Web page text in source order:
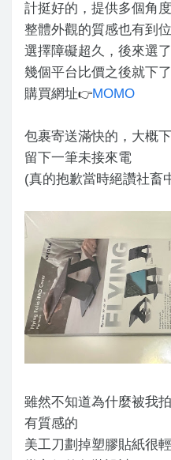
計挺好的，提供多個角
整體外觀的質感也有到
選擇障礙超久，後來選
幾個平台比價之後就下
購買網址👉MOMO
包裹寄送滿快的，大概
留下一筆未接來電
(真的抱歉當時絕讚社畜
雖然不知道為什麼被我
有質感的
美工刀劃掉塑膠貼紙很